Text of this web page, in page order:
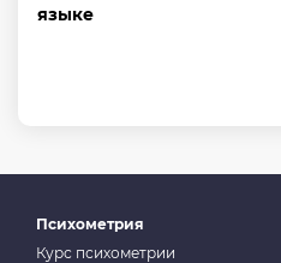
языке
Психометрия
Курс психометрии